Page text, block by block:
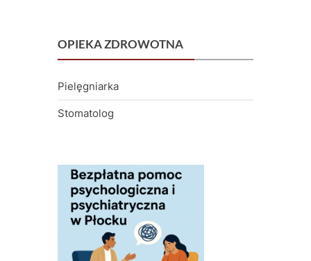
OPIEKA ZDROWOTNA
Pielęgniarka
Stomatolog